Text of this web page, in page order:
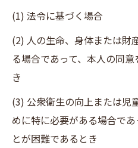
(1) 法令に基づく場合
(2) 人の生命、身体または財
る場合であって、本人の同
き
(3) 公衆衛生の向上または児
めに特に必要がある場合で
とが困難であるとき